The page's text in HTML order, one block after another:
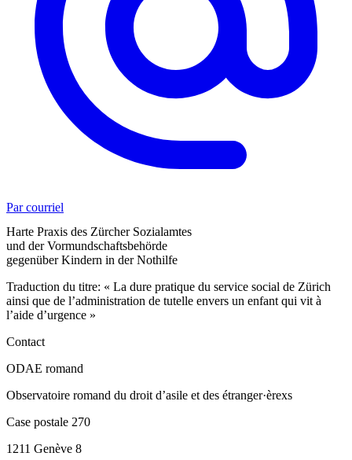
Par courriel
Harte Praxis des Zürcher Sozialamtes
und der Vormundschaftsbehörde
gegenüber Kindern in der Nothilfe
Traduction du titre: « La dure pratique du service social de Zürich
ainsi que de l’administration de tutelle envers un enfant qui vit à
l’aide d’urgence »
Contact
ODAE romand
Observatoire romand du droit d’asile et des étranger·èrexs
Case postale 270
1211 Genève 8